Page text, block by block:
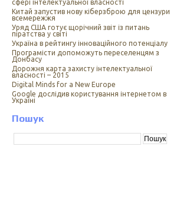
сфері інтелектуальної власності
Китай запустив нову кіберзброю для цензури
всемережжя
Уряд США готує щорічний звіт із питань
піратства у світі
Україна в рейтингу інноваційного потенціалу
Програмісти допоможуть переселенцям з
Донбасу
Дорожня карта захисту інтелектуальної
власності – 2015
Digital Minds for a New Europe
Google дослідив користування інтернетом в
Україні
Пошук